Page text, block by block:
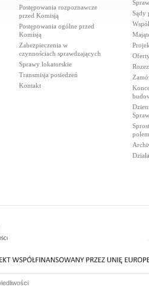
Postępowania rozpoznawcze
przed Komisją
Postępowania ogólne przed
Komisją
Zabezpieczenia w
czynnościach sprawdzających
Sprawy lokatorskie
Transmisja posiedzeń
Kontakt
Sądy